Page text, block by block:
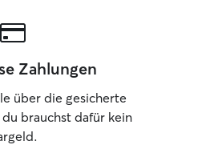
Zahlungen
über die gesicherte
brauchst dafür kein